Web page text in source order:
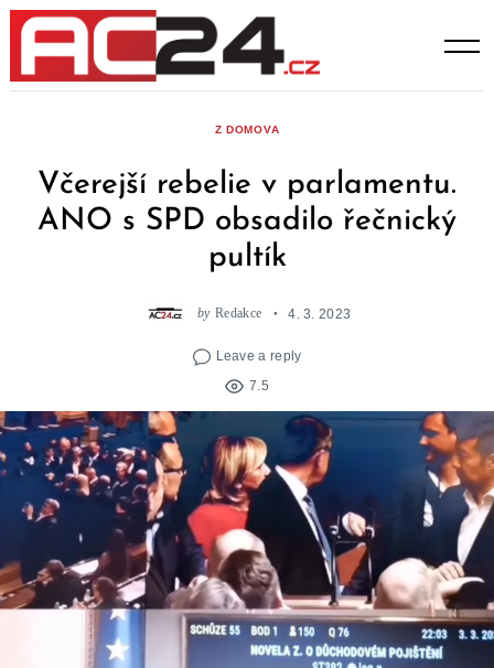
Skip
content
Z DOMOVA
Včerejší rebelie v parlamentu.
ANO s SPD obsadilo řečnický
pultík
by Redakce 4. 3. 2023
Leave a reply
7.5